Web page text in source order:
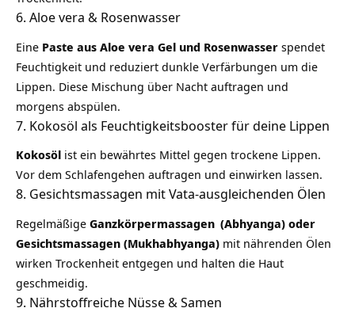
6. Aloe vera & Rosenwasser
Eine Paste aus Aloe vera Gel und Rosenwasser spendet
Feuchtigkeit und reduziert dunkle Verfärbungen um die
Lippen. Diese Mischung über Nacht auftragen und
morgens abspülen.
7. Kokosöl als Feuchtigkeitsbooster für deine Lippen
Kokosöl ist ein bewährtes Mittel gegen trockene Lippen.
Vor dem Schlafengehen auftragen und einwirken lassen.
8. Gesichtsmassagen mit Vata-ausgleichenden Ölen
Regelmäßige Ganzkörpermassagen (Abhyanga) oder
Gesichtsmassagen (Mukhabhyanga) mit nährenden Ölen
wirken Trockenheit entgegen und halten die Haut
geschmeidig.
9. Nährstoffreiche Nüsse & Samen